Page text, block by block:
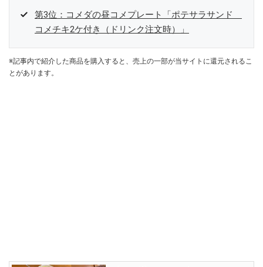
第3位：コメダの昼コメプレート「ポテサラサンド
コメチキ2ケ付き（ドリンク注文時）」
※記事内で紹介した商品を購入すると、売上の一部が当サイトに還元されるこ
とがあります。